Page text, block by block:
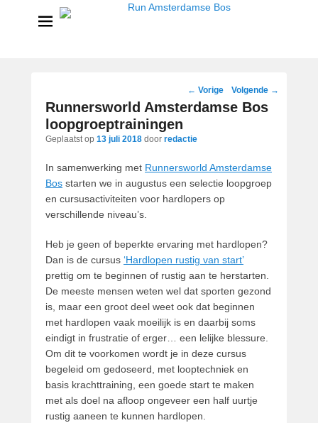
Bericht
navigatie
← Vorige Volgende →
Runnersworld Amsterdamse Bos
loopgroeptrainingen
Geplaatst op 13 juli 2018 door redactie
In samenwerking met Runnersworld Amsterdamse
Bos starten we in augustus een selectie loopgroep
en cursusactiviteiten voor hardlopers op
verschillende niveau’s.
Heb je geen of beperkte ervaring met hardlopen?
Dan is de cursus ‘Hardlopen rustig van start’
prettig om te beginnen of rustig aan te herstarten.
De meeste mensen weten wel dat sporten gezond
is, maar een groot deel weet ook dat beginnen
met hardlopen vaak moeilijk is en daarbij soms
eindigt in frustratie of erger… een lelijke blessure.
Om dit te voorkomen wordt je in deze cursus
begeleid om gedoseerd, met looptechniek en
basis krachttraining, een goede start te maken
met als doel na afloop ongeveer een half uurtje
rustig aaneen te kunnen hardlopen.